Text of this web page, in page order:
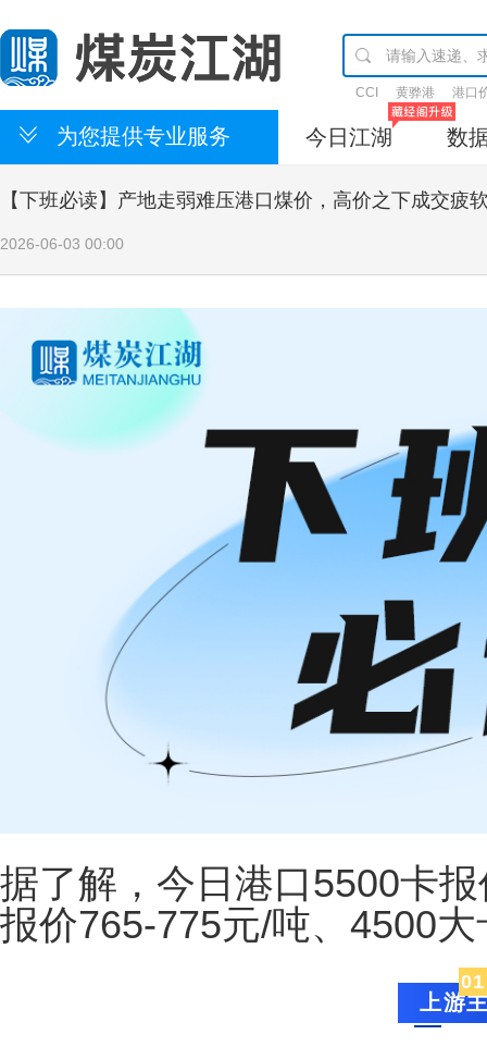
CCI 黄骅港 港口
为您提供专业服务 今日江湖 数
【下班必读】产地走弱难压港口煤价，高价之下成交疲
2026-06-03 00:00
据了解，今日港口5500卡
报价765-775元/吨、4500
01
上游